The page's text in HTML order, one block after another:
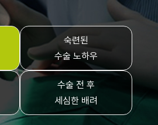
숙련된
수술 노하우
수술 전 후
세심한 배려